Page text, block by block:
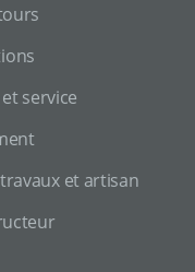
service
et artisan